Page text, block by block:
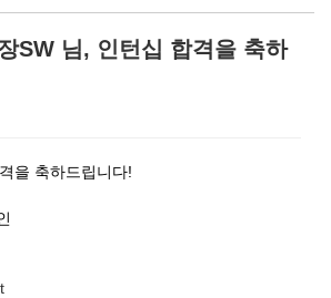
SW 님, 인턴십 합격을 축하
을 축하드립니다!